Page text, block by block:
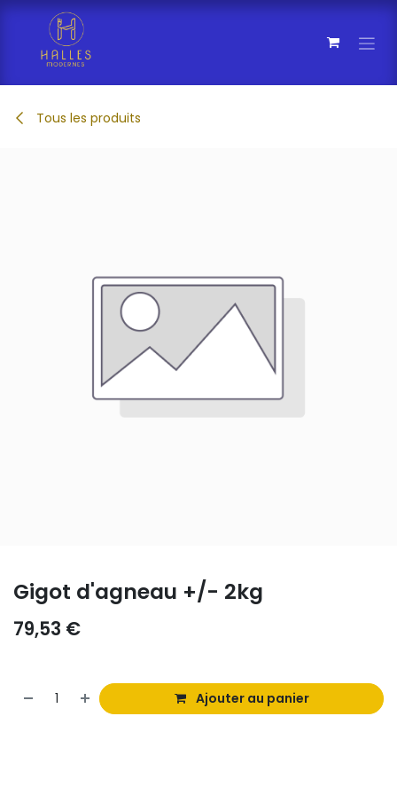
Se rendre au contenu
Tous les produits
Gigot d'agneau +/- 2kg
79,53 €
Ajouter au panier